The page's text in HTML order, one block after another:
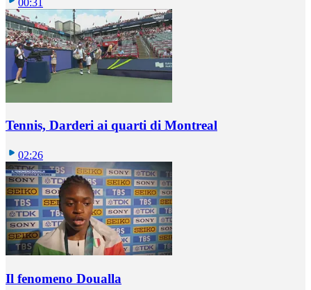
Tennis, Darderi ai quarti di Montreal
02:26
Il fenomeno Doualla